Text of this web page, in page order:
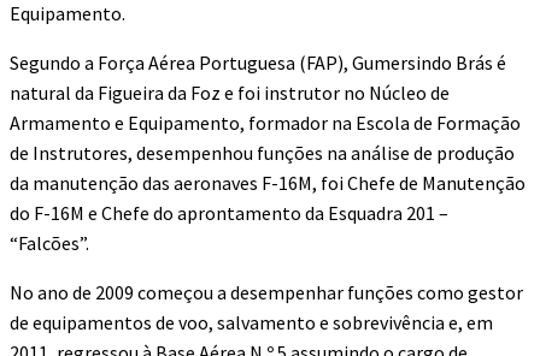
Equipamento.
Segundo a Força Aérea Portuguesa (FAP), Gumersindo Brás é
natural da Figueira da Foz e foi instrutor no Núcleo de
Armamento e Equipamento, formador na Escola de Formação
de Instrutores, desempenhou funções na análise de produção
da manutenção das aeronaves F-16M, foi Chefe de Manutenção
do F-16M e Chefe do aprontamento da Esquadra 201 –
“Falcões”.
No ano de 2009 começou a desempenhar funções como gestor
de equipamentos de voo, salvamento e sobrevivência e, em